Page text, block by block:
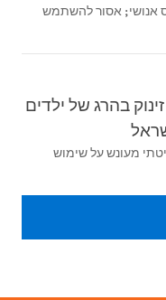
אנושי; אסור להשתמש
בהרג של ילדים
מעונש על שימוש